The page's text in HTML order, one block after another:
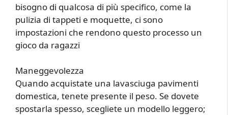
bisogno di qualcosa di più specifico, come la
pulizia di tappeti e moquette, ci sono
impostazioni che rendono questo processo un
gioco da ragazzi
Maneggevolezza
Quando acquistate una lavasciuga pavimenti
domestica, tenete presente il peso. Se dovete
spostarla spesso, scegliete un modello leggero;